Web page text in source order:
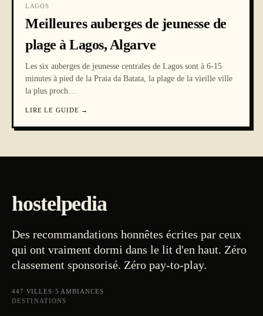
LAGOS
Meilleures auberges de jeunesse de
plage à Lagos, Algarve
Les six auberges de jeunesse centrales de Lagos sont à 6-15
minutes à pied de la Praia da Batata, la plage de la vieille ville
la plus proch…
LIRE LE GUIDE →
hostelpedia
Des recommandations honnêtes écrites par ceux
qui ont vraiment dormi dans le lit d'en haut. Zéro
classement sponsorisé. Zéro pay-to-play.
447 VILLES·5 AMBIANCES
DESTINATIONS